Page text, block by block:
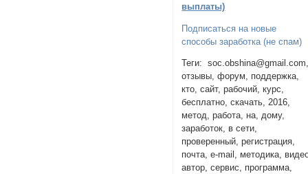
выплаты)
Подписаться на новые
способы заработка (не спам)
Теги:
отзывы, форум, поддержка,
кто, сайт, рабочий, курс,
бесплатно, скачать, 2016,
метод, работа, на, дому,
заработок, в сети,
проверенный, регистрация,
почта, e-mail, методика,
автор, сервис, программа,